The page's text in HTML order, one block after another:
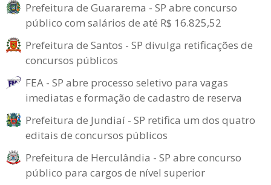
Prefeitura de Guararema - SP abre concurso
público com salários de até R$ 16.825,52
Prefeitura de Santos - SP divulga retificações de
concursos públicos
FEA - SP abre processo seletivo para vagas
imediatas e formação de cadastro de reserva
Prefeitura de Jundiaí - SP retifica um dos quatro
editais de concursos públicos
Prefeitura de Herculândia - SP abre concurso
público para cargos de nível superior